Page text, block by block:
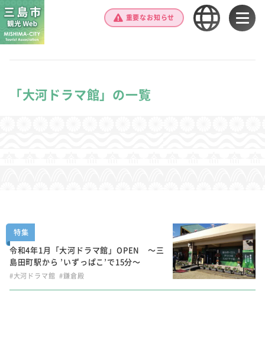
重要なお知らせ
「大河ドラマ館」の一覧
特集
令和4年1月「大河ドラマ館」OPEN ～三
島田町駅から ’いずっぱこ’で15分～
#大河ドラマ館 #鎌倉殿